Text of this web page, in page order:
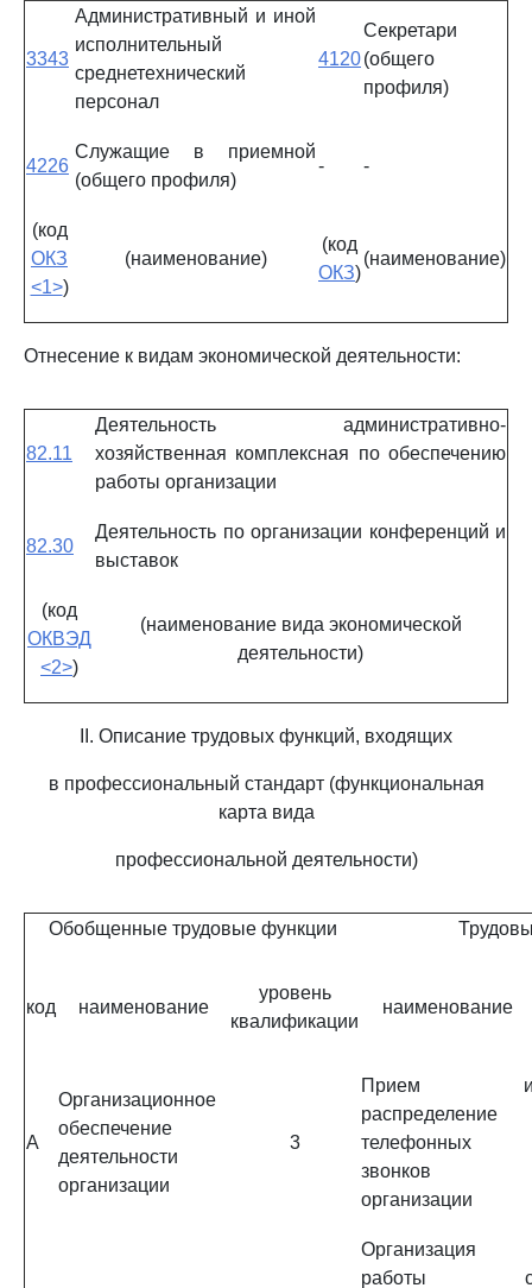
3343
Административный и иной
исполнительный
среднетехнический
персонал
4120
Секретари
(общего
профиля)
4226
Служащие в приемной
(общего профиля)
- -
(код
ОКЗ
<1>)
(наименование)
(код
ОКЗ)
(наименование)
Отнесение к видам экономической деятельности:
82.11
Деятельность административно-
хозяйственная комплексная по обеспечению
работы организации
82.30
Деятельность по организации конференций и
выставок
(код
ОКВЭД
<2>)
(наименование вида экономической
деятельности)
II. Описание трудовых функций, входящих
в профессиональный стандарт (функциональная
карта вида
профессиональной деятельности)
Обобщенные трудовые функции
код наименование
уровень
квалификации
наименование
A
Организационное
обеспечение
деятельности
организации
3
Прием
распределение
телефонных
звонков
организации
Организация
работы